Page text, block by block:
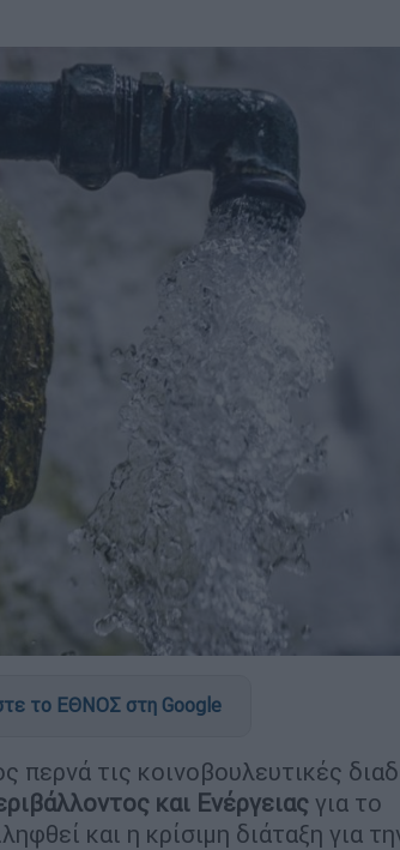
το ΕΘΝΟΣ στη Google
περνά τις κοινοβουλευτικές
και Ενέργειας για το
και η κρίσιμη διάταξη για